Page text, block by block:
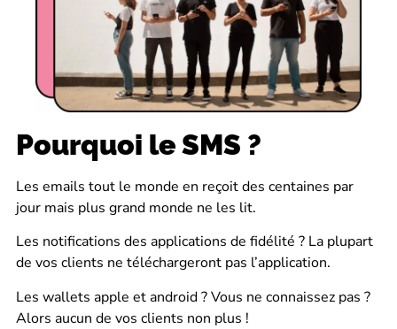
Pourquoi le SMS ?
Les emails tout le monde en reçoit des centaines par
jour mais plus grand monde ne les lit.
Les notifications des applications de fidélité ? La plupart
de vos clients ne téléchargeront pas l’application.
Les wallets apple et android ? Vous ne connaissez pas ?
Alors aucun de vos clients non plus !